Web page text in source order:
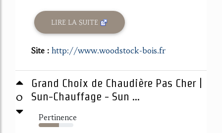
LIRE LA SUITE
Site : http://www.woodstock-bois.fr
0
Grand Choix de Chaudière Pas Cher |
Sun-Chauffage - Sun ...
Pertinence
59%